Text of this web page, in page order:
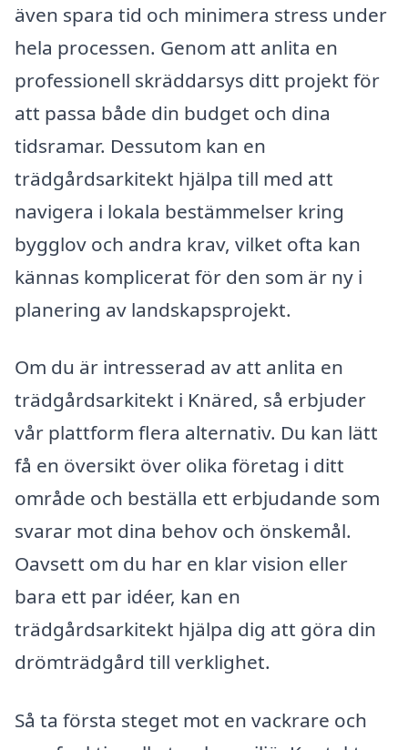
även spara tid och minimera stress under
hela processen. Genom att anlita en
professionell skräddarsys ditt projekt för
att passa både din budget och dina
tidsramar. Dessutom kan en
trädgårdsarkitekt hjälpa till med att
navigera i lokala bestämmelser kring
bygglov och andra krav, vilket ofta kan
kännas komplicerat för den som är ny i
planering av landskapsprojekt.
Om du är intresserad av att anlita en
trädgårdsarkitekt i Knäred, så erbjuder
vår plattform flera alternativ. Du kan lätt
få en översikt över olika företag i ditt
område och beställa ett erbjudande som
svarar mot dina behov och önskemål.
Oavsett om du har en klar vision eller
bara ett par idéer, kan en
trädgårdsarkitekt hjälpa dig att göra din
drömträdgård till verklighet.
Så ta första steget mot en vackrare och